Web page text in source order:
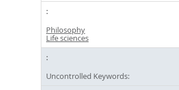
Philosophy
Life sciences
Uncontrolled Keywords: